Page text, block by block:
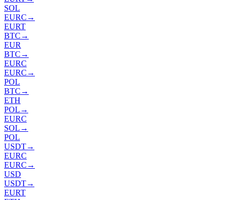
SOL
EURC →
EURT
BTC →
EUR
BTC →
EURC
EURC →
POL
BTC →
ETH
POL →
EURC
SOL →
POL
USDT→
EURC
EURC →
USD
USDT→
EURT